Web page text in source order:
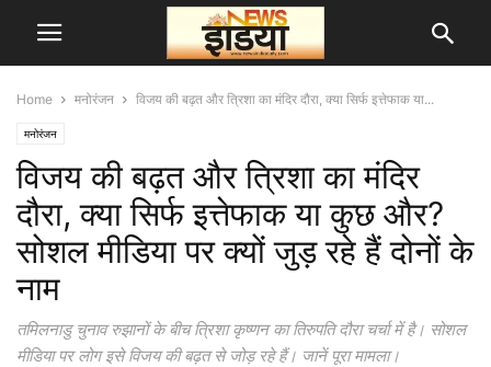
Home मनोरंजन विजय की बढ़त और त्रिशा का मंदिर दौरा, क्या सिर्फ इत्तेफाक या...
मनोरंजन
विजय की बढ़त और त्रिशा का मंदिर
दौरा, क्या सिर्फ इत्तेफाक या कुछ और?
सोशल मीडिया पर क्यों जुड़ रहे हैं दोनों के
नाम
तमिलनाडु चुनाव रुझानों के बीच त्रिशा कृष्णन का तिरुपति दौरा चर्चा में है। सोशल
मीडिया पर लोग इसे विजय की बढ़त से जोड़ रहे हैं। जानें पूरा मामला।